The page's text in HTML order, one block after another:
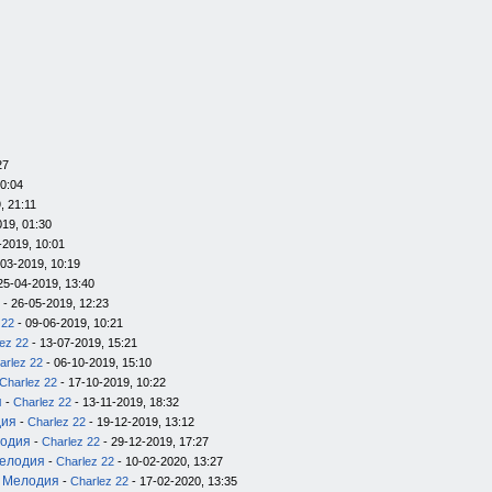
21:11
01:30
10:01
2019, 10:19
04-2019, 13:40
- 26-05-2019, 12:23
- 09-06-2019, 10:21
22 - 13-07-2019, 15:21
22 - 06-10-2019, 15:10
Charlez 22 - 17-10-2019, 10:22
- Charlez 22 - 13-11-2019, 18:32
- Charlez 22 - 19-12-2019, 13:12
- Charlez 22 - 29-12-2019, 17:27
- Charlez 22 - 10-02-2020, 13:27
Мелодия - Charlez 22 - 17-02-2020, 13:35